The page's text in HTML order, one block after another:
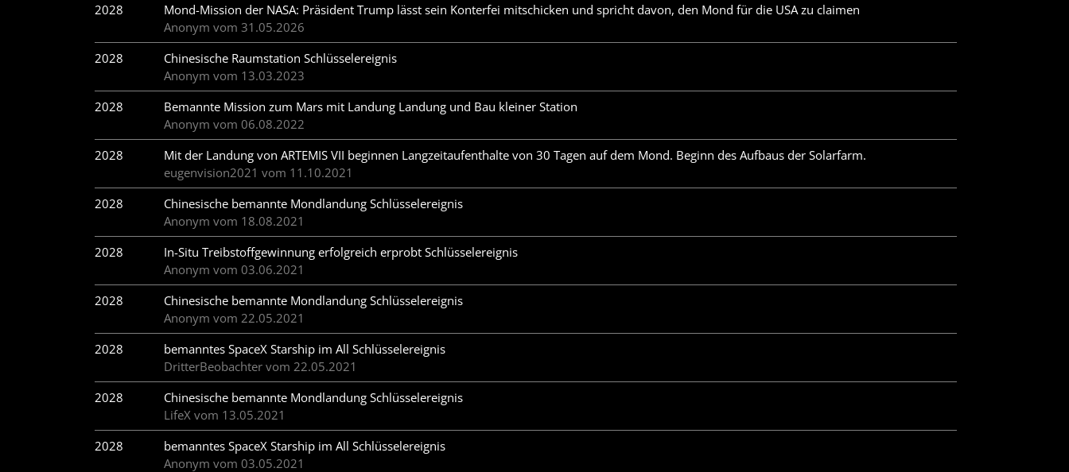
2028
Mond-Mission der NASA: Präsident Trump lässt sein Konterfei mitschicken und spricht davon, den Mond für die USA zu claimen
Anonym vom 31.05.2026
2028
Chinesische Raumstation Schlüsselereignis
Anonym vom 13.03.2023
2028
Bemannte Mission zum Mars mit Landung Landung und Bau kleiner Station
Anonym vom 06.08.2022
2028
Mit der Landung von ARTEMIS VII beginnen Langzeitaufenthalte von 30 Tagen auf dem Mond. Beginn des Aufbaus der Solarfarm.
eugenvision2021 vom 11.10.2021
2028
Chinesische bemannte Mondlandung Schlüsselereignis
Anonym vom 18.08.2021
2028
In-Situ Treibstoff­gewinnung erfolgreich erprobt Schlüsselereignis
Anonym vom 03.06.2021
2028
Chinesische bemannte Mondlandung Schlüsselereignis
Anonym vom 22.05.2021
2028
bemanntes SpaceX Starship im All Schlüsselereignis
DritterBeobachter vom 22.05.2021
2028
Chinesische bemannte Mondlandung Schlüsselereignis
LifeX vom 13.05.2021
2028
bemanntes SpaceX Starship im All Schlüsselereignis
Anonym vom 03.05.2021